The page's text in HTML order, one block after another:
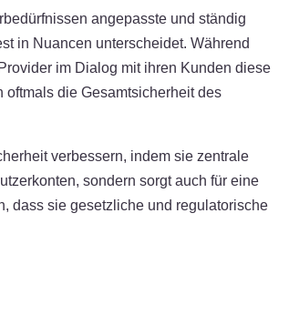
angepasste und ständig
in Nuancen unterscheidet. Während
im Dialog mit ihren Kunden diese
die Gesamtsicherheit des
verbessern, indem sie zentrale
sondern sorgt auch für eine
dass sie gesetzliche und regulatorische